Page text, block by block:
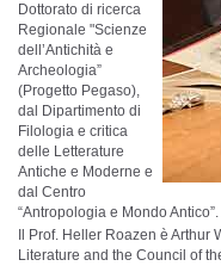
Dottorato di ricerca
Regionale "Scienze
dell’Antichità e
Archeologia”
(Progetto Pegaso),
dal Dipartimento di
Filologia e critica
delle Letterature
Antiche e Moderne e
dal Centro
“Antropologia e Mondo Antico”.
Il Prof. Heller Roazen è Arthur
Literature and the Council of